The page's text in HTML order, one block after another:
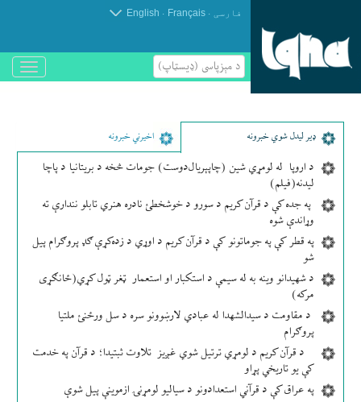
فارسی .
Français
.
English
د مېزپاسى (ډیسټاپ)
باز
و
ډير لیدل شوي خبرونه اخیرني خبرونه
د اروپا له لومړي شین (چاپېریال‌دوست) جومات څخه د بریتانیا د پاچا
لیدنه(فیلم)
په جده کې د قرآن کریم د سورو د خوشخطئ نادره هنري تابلو نندارې ته
وړاندې شوه
په قطر کې په جوماتونو کې د قرآن کریم د اوړي د زده‌کړې ګډ پروګرام پیل
شو
د شهیدانو وینه به له سیمې د استکبار او استعمار ټغر ټول کړي(ځانګړی
مرکه)
د مقاومت د سیدالشهدا له عبادي لارښوونو سره د سل ورځنئ ملتیا
پروګرام
د قرآن کریم د لومړي ترتیل شوي غږیز تلاوت ثبتیدا؛ د قرآن په خدمت
کې یو تاریخي پړاو
په عراق کې د قرآني استعدادونو د سیالیو لومړنۍ ازموینې پیل شوې